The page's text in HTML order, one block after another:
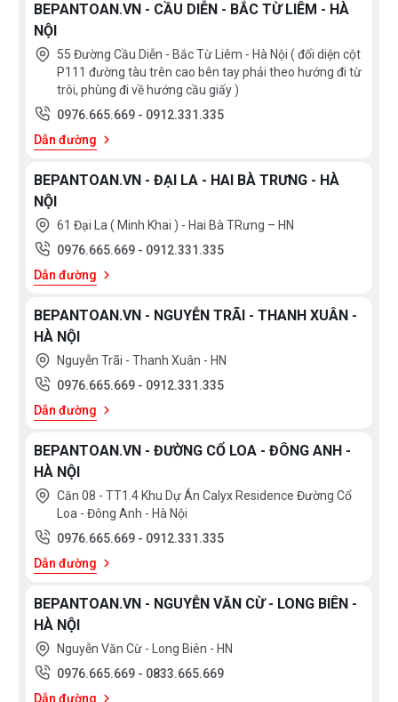
BEPANTOAN.VN - CẦU DIỄN - BẮC TỪ LIÊM - HÀ
NỘI
55 Đường Cầu Diễn - Bắc Từ Liêm - Hà Nội ( đối diện cột
P111 đường tàu trên cao bên tay phải theo hướng đi từ
trôi, phùng đi về hướng cầu giấy )
0976.665.669 - 0912.331.335
Dẫn đường
BEPANTOAN.VN - ĐẠI LA - HAI BÀ TRƯNG - HÀ
NỘI
61 Đại La ( Minh Khai ) - Hai Bà TRưng – HN
0976.665.669 - 0912.331.335
Dẫn đường
BEPANTOAN.VN - NGUYỄN TRÃI - THANH XUÂN -
HÀ NỘI
Nguyễn Trãi - Thanh Xuân - HN
0976.665.669 - 0912.331.335
Dẫn đường
BEPANTOAN.VN - ĐƯỜNG CỔ LOA - ĐÔNG ANH -
HÀ NỘI
Căn 08 - TT1.4 Khu Dự Án Calyx Residence Đường Cổ
Loa - Đông Anh - Hà Nội
0976.665.669 - 0912.331.335
Dẫn đường
BEPANTOAN.VN - NGUYỄN VĂN CỪ - LONG BIÊN -
HÀ NỘI
Nguyễn Văn Cừ - Long Biên - HN
0976.665.669 - 0833.665.669
Dẫn đường